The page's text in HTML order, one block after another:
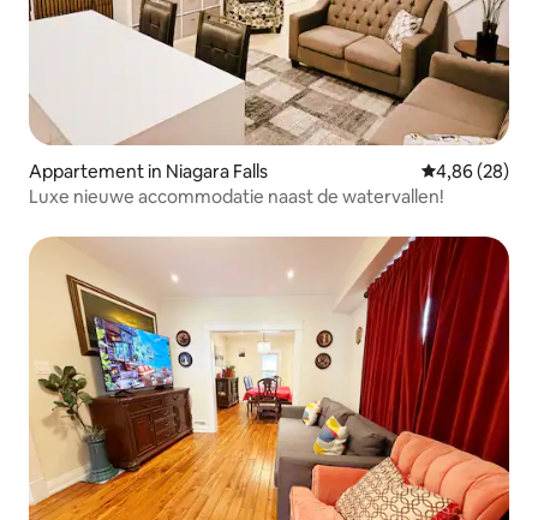
Appartement in Niagara Falls Gemiddelde
4,86 (28)
Luxe nieuwe accommodatie naast de watervallen!